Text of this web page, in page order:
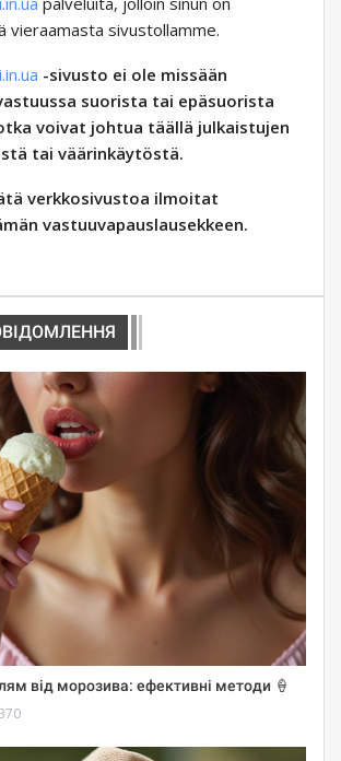
vieraamasta sivustollamme.
-sivusto ei ole missään
suorista tai epäsuorista
voivat johtua täällä julkaistujen
tai väärinkäytöstä.
verkkosivustoa ilmoitat
vastuuvapauslausekkeen.
від морозива: ефективні методи 🍦